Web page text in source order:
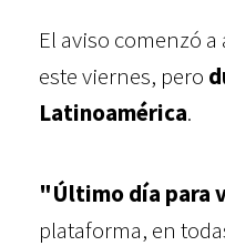
El aviso comenzó
este viernes, pero
Latinoamérica.
"Último día para
plataforma, en